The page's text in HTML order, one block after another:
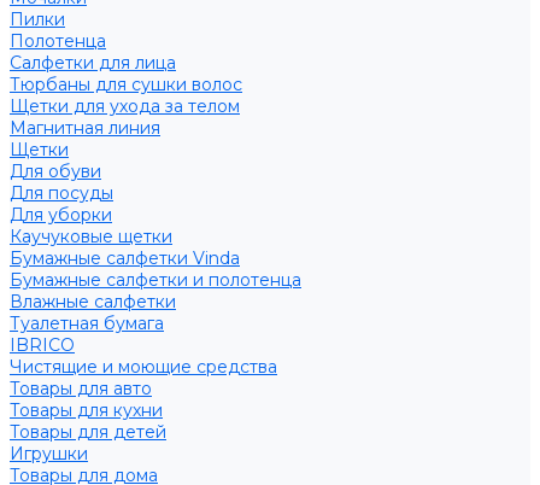
Пилки
Полотенца
Салфетки для лица
Тюрбаны для сушки волос
Щетки для ухода за телом
Магнитная линия
Щетки
Для обуви
Для посуды
Для уборки
Каучуковые щетки
Бумажные салфетки Vinda
Бумажные салфетки и полотенца
Влажные салфетки
Туалетная бумага
IBRICO
Чистящие и моющие средства
Товары для авто
Товары для кухни
Товары для детей
Игрушки
Товары для дома